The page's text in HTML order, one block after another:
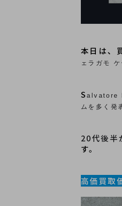
本日は、
ェラガモ
Salvatore
ムを多く発
20代後半
す。
高価買取